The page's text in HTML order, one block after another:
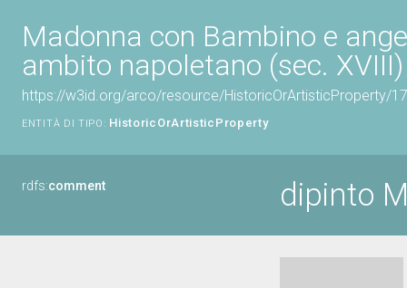
Madonna con Bambino e
ambito napoletano (sec. XVIII)
https://w3id.org/arco/resource/HistoricOrArtisticProperty/
ENTITÀ DI TIPO: HistoricOrArtisticProperty
rdfs:comment dipinto